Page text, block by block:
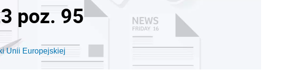
poz. 95
Unii Europejskiej